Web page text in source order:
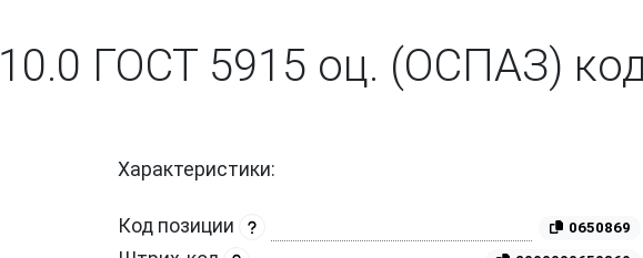
ГОСТ 5915 оц. (ОСПАЗ)
Характеристики:
Код позиции 0650869